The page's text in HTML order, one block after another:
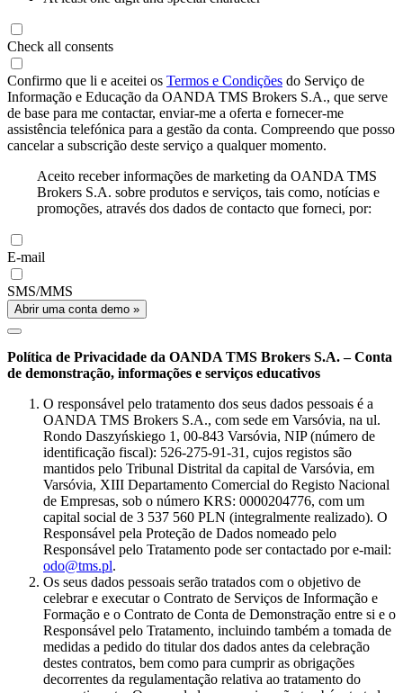
Check all consents
Confirmo que li e aceitei os Termos e Condições do Serviço de
Informação e Educação da OANDA TMS Brokers S.A., que serve
de base para me contactar, enviar-me a oferta e fornecer-me
assistência telefónica para a gestão da conta. Compreendo que posso
cancelar a subscrição deste serviço a qualquer momento.
Aceito receber informações de marketing da OANDA TMS
Brokers S.A. sobre produtos e serviços, tais como, notícias e
promoções, através dos dados de contacto que forneci, por:
E-mail
SMS/MMS
Abrir uma conta demo »
Política de Privacidade da OANDA TMS Brokers S.A. – Conta
de demonstração, informações e serviços educativos
O responsável pelo tratamento dos seus dados pessoais é a
OANDA TMS Brokers S.A., com sede em Varsóvia, na ul.
Rondo Daszyńskiego 1, 00-843 Varsóvia, NIP (número de
identificação fiscal): 526-275-91-31, cujos registos são
mantidos pelo Tribunal Distrital da capital de Varsóvia, em
Varsóvia, XIII Departamento Comercial do Registo Nacional
de Empresas, sob o número KRS: 0000204776, com um
capital social de 3 537 560 PLN (integralmente realizado). O
Responsável pela Proteção de Dados nomeado pelo
Responsável pelo Tratamento pode ser contactado por e-mail:
odo@tms.pl.
Os seus dados pessoais serão tratados com o objetivo de
celebrar e executar o Contrato de Serviços de Informação e
Formação e o Contrato de Conta de Demonstração entre si e o
Responsável pelo Tratamento, incluindo também a tomada de
medidas a pedido do titular dos dados antes da celebração
destes contratos, bem como para cumprir as obrigações
decorrentes da regulamentação relativa ao tratamento do